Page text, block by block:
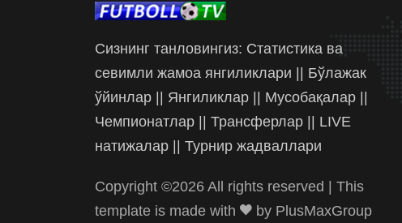
Сизнинг танловингиз: Статистика ва
севимли жамоа янгиликлари || Бўлажак
ўйинлар || Янгиликлар || Мусобақалар ||
Чемпионатлар || Трансферлар || LIVE
натижалар || Турнир жадваллари
Copyright ©2026 All rights reserved | This
template is made with
by PlusMaxGroup